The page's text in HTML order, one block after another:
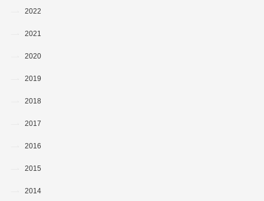
2022
2021
2020
2019
2018
2017
2016
2015
2014